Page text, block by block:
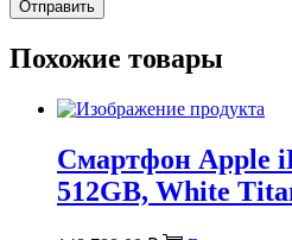
Похожие товары
Смартфон Apple
512GB, White